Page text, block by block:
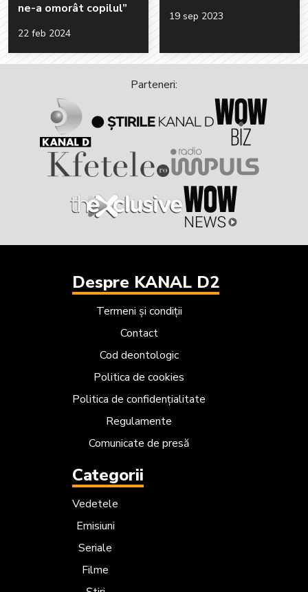
ne-a omorât copilul”
22 feb 2024
19 sep 2023
Parteneri:
Despre KANAL D2
Termeni și condiții
Contact
Cod deontologic
Politica de cookies
Politica de confidențialitate
Regulamente
Comunicate de presă
Categorii
Vedetele
Emisiuni
Seriale
Filme